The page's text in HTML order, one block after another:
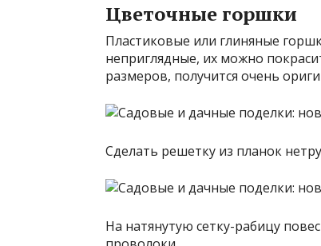
Цветочные горшки
Пластиковые или глиняные
неприглядные, их можно
размеров, получится очень
Сделать решетку из планок
На натянутую сетку-рабицу